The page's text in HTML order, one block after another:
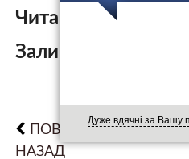
Дуже вдячні за Вашу
Читайте також:
Залишити
ПОВЕРНУТИСЯ
НАЗАД